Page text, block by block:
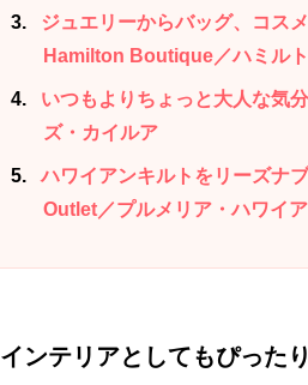
3
ジュエリーからバッグ、コス
Hamilton Boutique／ハミル
4
いつもよりちょっと大人な気
ズ・カイルア
5
ハワイアンキルトをリーズナ
Outlet／プルメリア・ハワイ
インテリアとしてもぴった